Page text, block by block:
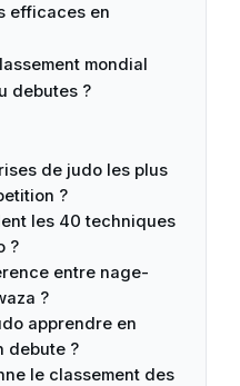
efficaces en
mondial
debutes ?
de judo les plus
?
les 40 techniques
?
entre nage-
?
apprendre en
debute ?
le classement des